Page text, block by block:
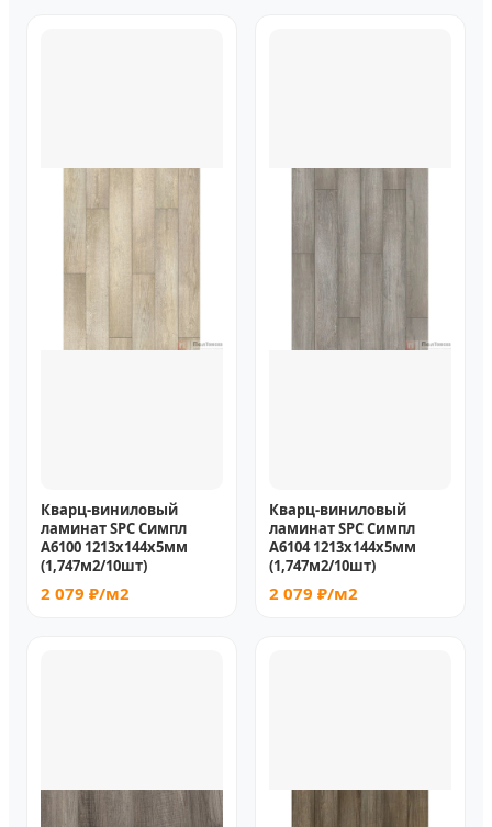
Кварц-виниловый
ламинат SPC Симпл
A6100 1213х144х5мм
(1,747м2/10шт)
2 079 ₽/м2
Кварц-виниловый
ламинат SPC Симпл
A6104 1213х144х5мм
(1,747м2/10шт)
2 079 ₽/м2